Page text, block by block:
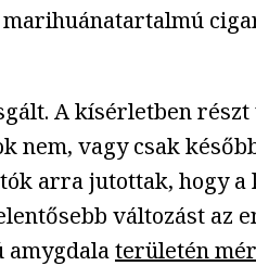
A kísérletben
vagy csak
arra jutottak, hogy
változást az
amygdalaterületén